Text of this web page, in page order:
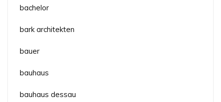
bachelor
bark architekten
bauer
bauhaus
bauhaus dessau